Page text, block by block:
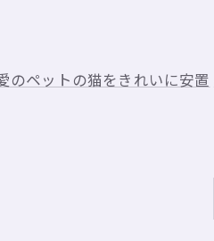
のペットの猫をきれいに安置